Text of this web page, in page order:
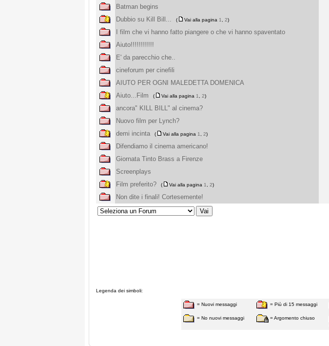
Batman begins
Dubbio su Kill Bill... ( Vai alla pagina 1 2)
I film che vi hanno fatto piangere o che vi hanno spaventato
Aiuto!!!!!!!!!!!!
E' da parecchio che..
cineforum per cinefili
AIUTO PER OGNI MALEDETTA DOMENICA
Aiuto...Film ( Vai alla pagina 1 2)
ancora" KILL BILL" al cinema?
Nuovo film per Lynch?
demi incinta ( Vai alla pagina 1 2)
Difendiamo il cinema americano!
Giornata Tinto Brass a Firenze
Screenplays
Film preferito? ( Vai alla pagina 1 2)
Non dite i finali! Cortesemente!
Legenda dei simboli:
= Nuovi messaggi
= No nuovi messaggi
= Più di 15 messaggi
= Argomento chiuso